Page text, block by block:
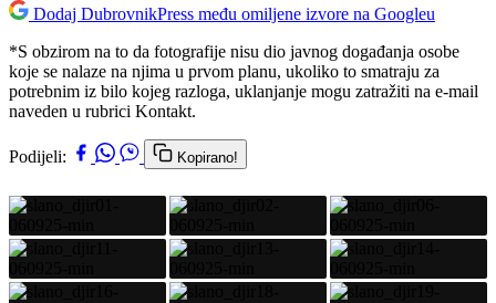
Dodaj DubrovnikPress među omiljene izvore na Googleu
*S obzirom na to da fotografije nisu dio javnog događanja osobe
koje se nalaze na njima u prvom planu, ukoliko to smatraju za
potrebnim iz bilo kojeg razloga, uklanjanje mogu zatražiti na e-mail
naveden u rubrici Kontakt.
Podijeli: Kopirano!